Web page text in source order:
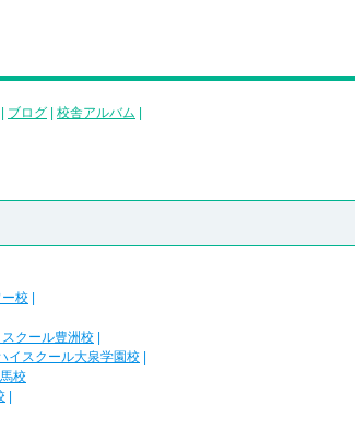
ブログ 校舎アルバム
校
クール豊洲校
イスクール大泉学園校
校